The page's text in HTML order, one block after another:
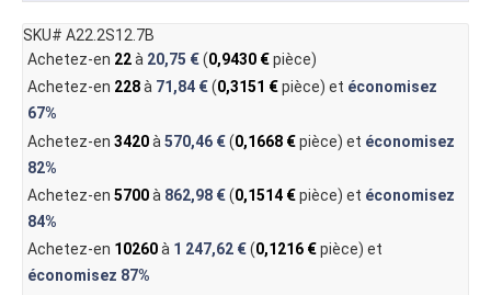
SKU# A22.2S12.7B
Achetez-en 22à 20,75 €(0,9430 €pièce)
Achetez-en 228à 71,84 €(0,3151 €pièce) et économisez
67%
Achetez-en 3420à 570,46 €(0,1668 €pièce) et économisez
82%
Achetez-en 5700à 862,98 €(0,1514 €pièce) et économisez
84%
Achetez-en 10260à 1 247,62 €(0,1216 €pièce) et
économisez 87%